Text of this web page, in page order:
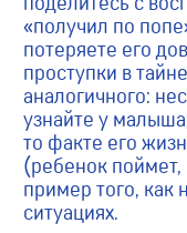
«получил по
потеряете его
проступки в
аналогичного:
узнайте у
то факте его
(ребенок
пример того, как
ситуациях.